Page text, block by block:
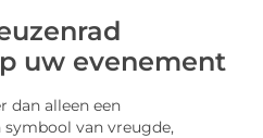
uw evenement
dan alleen een
van vreugde,